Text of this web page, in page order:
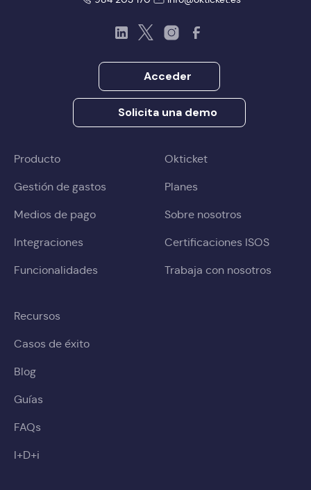
LinkedInTwitterInstagramFacebook
Acceder
Solicita una demo
Producto
Gestión de gastos
Medios de pago
Integraciones
Funcionalidades
Okticket
Planes
Sobre nosotros
Certificaciones ISOS
Trabaja con nosotros
Recursos
Casos de éxito
Blog
Guías
FAQs
I+D+i